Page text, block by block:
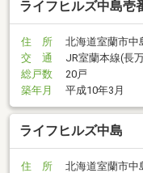
ライフヒルズ中島壱
住 所
北海道室蘭市中
交 通
JR室蘭本線(長
総戸数
20戸
築年月
平成10年3月
ライフヒルズ中島
住 所
北海道室蘭市中